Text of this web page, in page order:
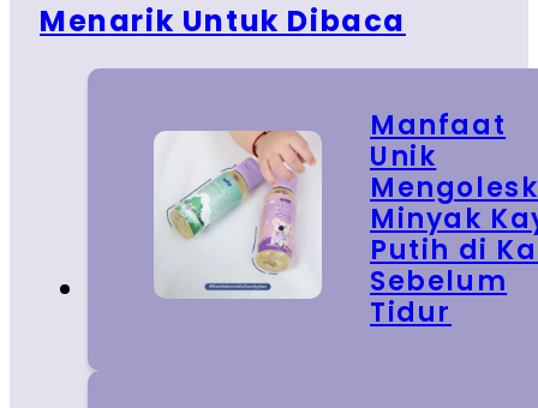
Menarik Untuk Dibaca
Manfaat
Unik
Minyak
Putih di
Sebelum
Tidur